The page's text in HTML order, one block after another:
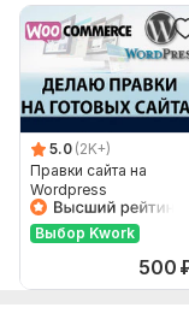
Тип БД: MySQL
Объем услуги в
5.0 (2K+)
Правки сайта на
Wordpress
Выбор Kwork
500